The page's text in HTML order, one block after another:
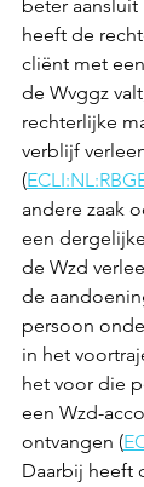
beter
heeft de
cliënt met
de Wvggz
rechterlijke
verblijf
(
andere zaak
een
de Wzd
de
persoon
in het
het voor die
een Wzd-
ontvangen (
Daarbij heeft